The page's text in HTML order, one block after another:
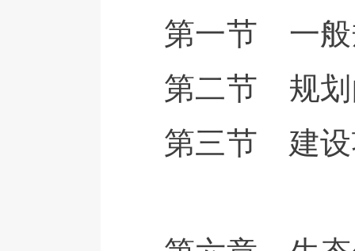
第一节 一般
第二节 规划
第三节 建设